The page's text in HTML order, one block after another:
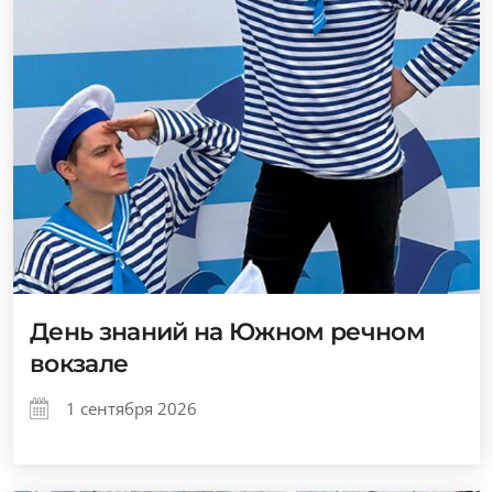
День знаний на Южном речном
вокзале
1 сентября 2026